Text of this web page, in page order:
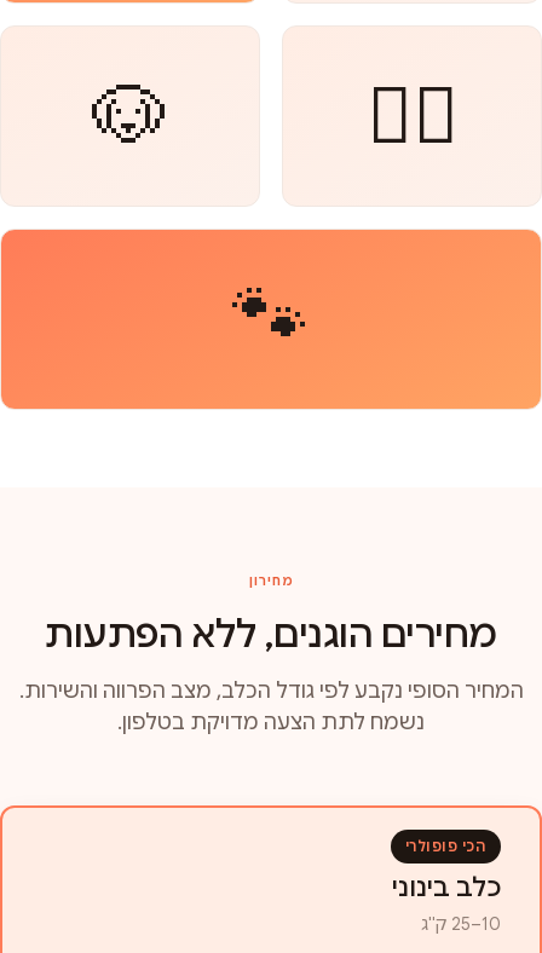
🐕‍🦺
🐶
🐾
מחירון
מחירים הוגנים, ללא הפתעות
המחיר הסופי נקבע לפי גודל הכלב, מצב הפרווה והשירות.
נשמח לתת הצעה מדויקת בטלפון.
הכי פופולרי
כלב בינוני
10–25 ק"ג